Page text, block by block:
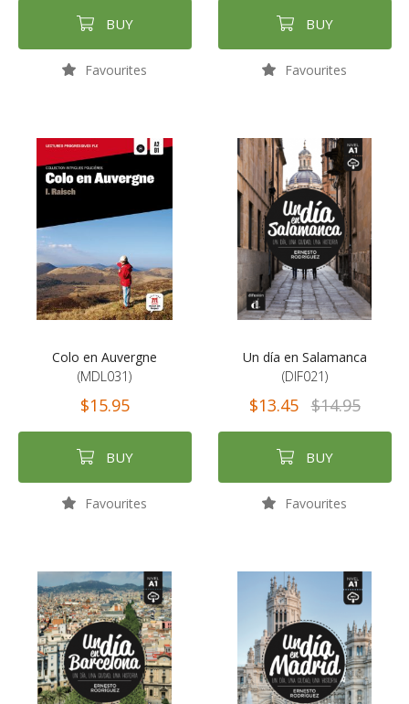
BUY
Favourites
BUY
Favourites
Colo en Auvergne
(MDL031)
$15.95
BUY
Favourites
Un día en Salamanca
(DIF021)
$13.45 $14.95
BUY
Favourites